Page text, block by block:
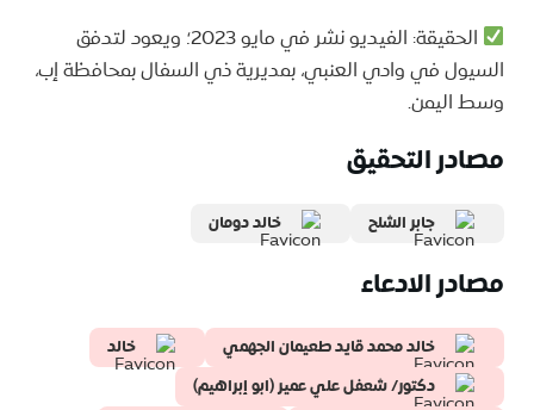
الحقيقة: الفيديو نشر في مايو 2023؛ ويعود لتدفق
السيول في وادي العنبي، بمديرية ذي السفال بمحافظة إب،
وسط اليمن.
مصادر التحقيق
جابر الشلح خالد دومان
مصادر الادعاء
خالد محمد قايد طعيمان الجهمي
خالد
دكتور/ شعفل علي عمير (ابو إبراهيم)